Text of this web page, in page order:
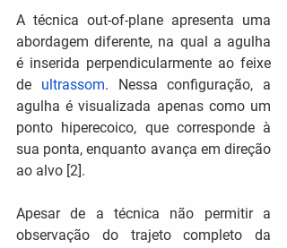
A técnica out-of-plane apresenta uma
abordagem diferente, na qual a agulha
é inserida perpendicularmente ao feixe
de ultrassom. Nessa configuração, a
agulha é visualizada apenas como um
ponto hiperecoico, que corresponde à
sua ponta, enquanto avança em direção
ao alvo [2].
Apesar de a técnica não permitir a
observação do trajeto completo da